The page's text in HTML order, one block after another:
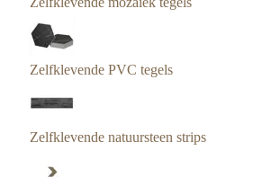
Zelfklevende PVC tegels
Zelfklevende natuursteen strips